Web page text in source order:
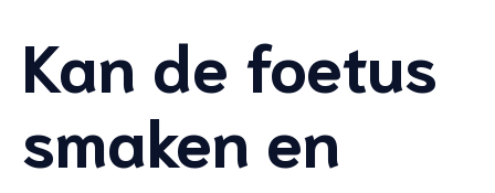
Kan de foetus
smaken en